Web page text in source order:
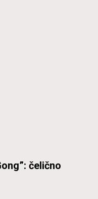
čelično